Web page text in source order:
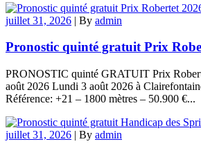
juillet 31, 2026 | By admin
Pronostic quinté gratuit Prix
PRONOSTIC quinté GRATUIT Prix
août 2026 Lundi 3 août 2026 à
Référence: +21 – 1800 mètres – 50.900 €...
juillet 31, 2026 | By admin